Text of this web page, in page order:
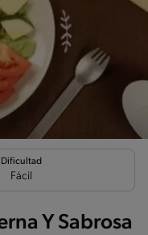
Dificultad
Fácil
Y Sabrosa